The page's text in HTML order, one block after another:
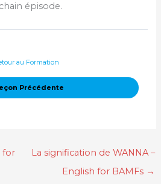
épisode.
Précédente
au Formation
for
La signification de WANNA –
English for BAMFs →